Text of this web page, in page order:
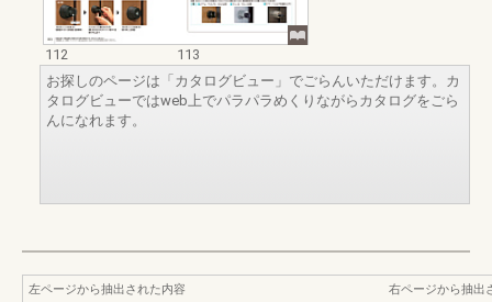
112
113
お探しのページは「カタログビュー」でごらんいただけます。カ
タログビューではweb上でパラパラめくりながらカタログをごら
んになれます。
左ページから抽出された内容
右ページから抽出